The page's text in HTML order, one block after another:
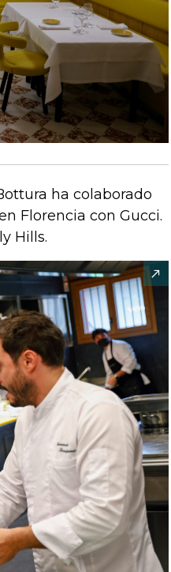
ha colaborado
Florencia con Gucci.
Hills.